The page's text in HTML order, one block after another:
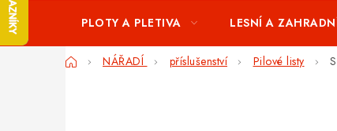
PLOTY A PLETIVA LESNÍ A
DomůNÁŘADÍ příslušenství Pilové listy